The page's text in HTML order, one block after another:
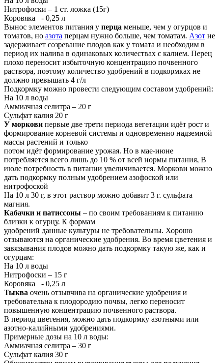
Нитрофоски – 1 ст. ложка (15г)
Коровяка - 0,25 л
Вынос элементов питания у перца меньше, чем у огурцов и
томатов, но азота перцам нужно больше, чем томатам. Азот не
задерживает созревание плодов как у томата и необходим в
период их налива в одинаковых количествах с калием. Перец
плохо переносит избыточную концентрацию почвенного
раствора, поэтому количество удобрений в подкормках не
должно превышать 4 г/л
Подкормку можно провести следующим составом удобрений:
На 10 л воды
Аммиачная селитра – 20 г
Сульфат калия 20 г
У моркови первые две трети периода вегетации идёт рост и
формирование корневой системы и одновременно надземной
массы растений и только
потом идёт формирование урожая. Но в мае-июне
потребляется всего лишь до 10 % от всей нормы питания, В
июле потребность в питании увеличивается. Моркови можно
дать подкормку полным удобрением азофоской или
нитрофоской
На 10 л 30 г, в этот раствор можно добавит 3 г. сульфата
магния.
Кабачки и патиссоны – по своим требованиям к питанию
близки к огурцу. К формам
удобрений данные культуры не требовательны. Хорошо
отзываются на органические удобрения. Во время цветения и
завязывания плодов можно дать подкормку такую же, как и
огурцам:
На 10 л воды
Нитрофоски – 15 г
Коровяка - 0,25 л
Тыква очень отзывчива на органические удобрения и
требовательна к плодородию почвы, легко переносит
повышенную концентрацию почвенного раствора.
В период цветения, можно дать подкормку азотными или
азотно-калийными удобрениями.
Примерные дозы на 10 л воды:
Аммиачная селитра – 30 г
Сульфат калия 30 г